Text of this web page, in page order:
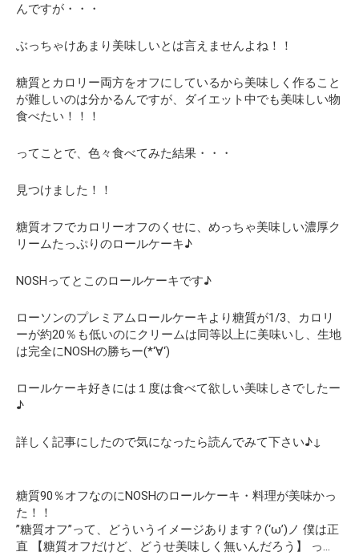
んですが・・・
ぶっちゃけあまり美味しいとは言えませんよね！！
糖質とカロリー両方をオフにしているから美味しく作ること
が難しいのは分かるんですが、
ダイエット中でも美味しい物
食べたい！！！
ってことで、色々食べてみた結果・・・
見つけました！！
糖質オフでカロリーオフのくせに、めっちゃ美味しい濃厚ク
リームたっぷりのロールケーキ♪
NOSHってとこのロールケーキです♪
ローソンのプレミアムロールケーキより糖質が1/3、カロリ
ーが約20％も低いのにクリームは同等以上に美味いし、生地
は完全にNOSHの勝ちー(*‘∀‘)
ロールケーキ好きには１度は食べて欲しい美味しさでしたー
♪
詳しく記事にしたので気になったら読んでみて下さい♪↓
糖質90％オフなのにNOSHのロールケーキ・料理が美味かっ
た！！
”糖質オフ”って、どういうイメージあります？(‘ω’)ノ 僕は正
直 【糖質オフだけど、どうせ美味しく無いんだろう】 っ…